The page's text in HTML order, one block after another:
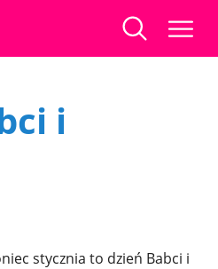
i
stycznia to dzień Babci i